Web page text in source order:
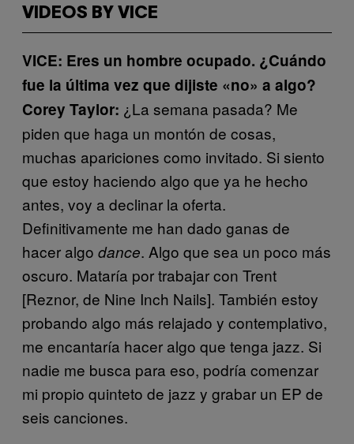
VIDEOS BY VICE
VICE: Eres un hombre ocupado. ¿Cuándo
fue la última vez que dijiste «no» a algo?
Corey Taylor: ¿La semana pasada? Me
piden que haga un montón de cosas,
muchas apariciones como invitado. Si siento
que estoy haciendo algo que ya he hecho
antes, voy a declinar la oferta.
Definitivamente me han dado ganas de
hacer algo dance. Algo que sea un poco más
oscuro. Mataría por trabajar con Trent
[Reznor, de Nine Inch Nails]. También estoy
probando algo más relajado y contemplativo,
me encantaría hacer algo que tenga jazz. Si
nadie me busca para eso, podría comenzar
mi propio quinteto de jazz y grabar un EP de
seis canciones.